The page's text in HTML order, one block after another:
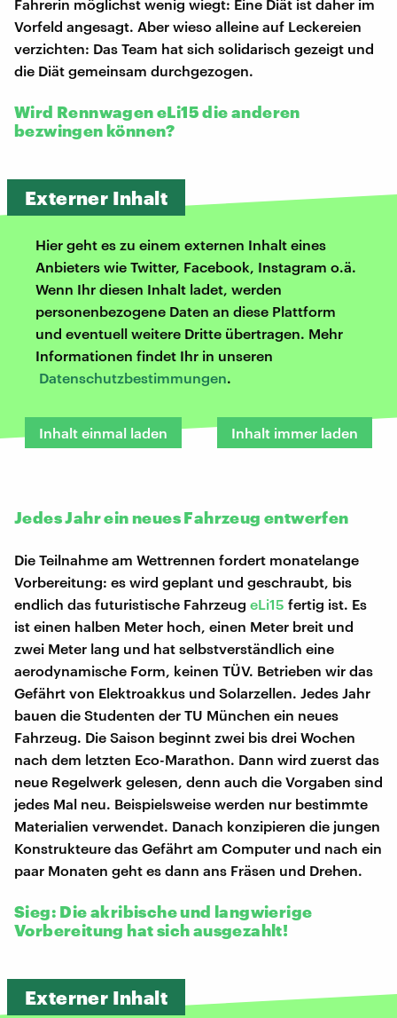
Fahrerin möglichst wenig wiegt: Eine Diät ist daher im
Vorfeld angesagt. Aber wieso alleine auf Leckereien
verzichten: Das Team hat sich solidarisch gezeigt und
die Diät gemeinsam durchgezogen.
Wird Rennwagen eLi15 die anderen
bezwingen können?
Externer Inhalt
Hier geht es zu einem externen Inhalt eines
Anbieters wie Twitter, Facebook, Instagram o.ä.
Wenn Ihr diesen Inhalt ladet, werden
personenbezogene Daten an diese Plattform
und eventuell weitere Dritte übertragen. Mehr
Informationen findet Ihr in unseren
Datenschutzbestimmungen.
Inhalt einmal laden Inhalt immer laden
Jedes Jahr ein neues Fahrzeug entwerfen
Die Teilnahme am Wettrennen fordert monatelange
Vorbereitung: es wird geplant und geschraubt, bis
endlich das futuristische Fahrzeug eLi15 fertig ist. Es
ist einen halben Meter hoch, einen Meter breit und
zwei Meter lang und hat selbstverständlich eine
aerodynamische Form, keinen TÜV. Betrieben wir das
Gefährt von Elektroakkus und Solarzellen. Jedes Jahr
bauen die Studenten der TU München ein neues
Fahrzeug. Die Saison beginnt zwei bis drei Wochen
nach dem letzten Eco-Marathon. Dann wird zuerst das
neue Regelwerk gelesen, denn auch die Vorgaben sind
jedes Mal neu. Beispielsweise werden nur bestimmte
Materialien verwendet. Danach konzipieren die jungen
Konstrukteure das Gefährt am Computer und nach ein
paar Monaten geht es dann ans Fräsen und Drehen.
Sieg: Die akribische und langwierige
Vorbereitung hat sich ausgezahlt!
Externer Inhalt